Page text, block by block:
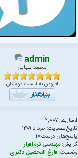
admin
محمد تنهایی
افزودن به لیست دوستان
ارسال‌ها: ۲,۸۸۷
تاریخ عضویت: خرداد ۱۳۸۹
پاسخ‌های درست:۱۰
گرایش:مهندسی نرم‌افزار
وضعیت: فارغ التحصیل دکتری